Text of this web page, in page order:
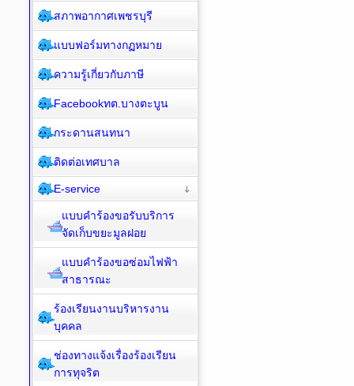
สภาพอากาศเพชรบุรี
แบบฟอร์มทางกฏหมาย
ความรู้เกี่ยวกับภาษี
Facebookทต.บางตะบูน
กระดานสนทนา
ติดต่อเทศบาล
E-service
แบบคำร้องขอรับบริการ
จัดเก็บขยะมูลฝอย
แบบคำร้องขอซ่อมไฟฟ้า
สาธารณะ
ร้องเรียนงานบริหารงาน
บุคคล
ช่องทางแจ้งเรื่องร้องเรียน
การทุจริต